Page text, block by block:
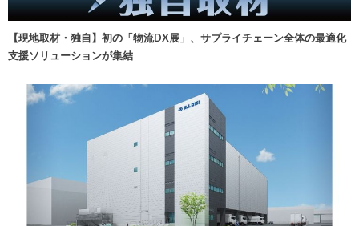
【現地取材・独自】初の「物流DX展」、サプライチェーン全体の最適化
支援ソリューションが集結